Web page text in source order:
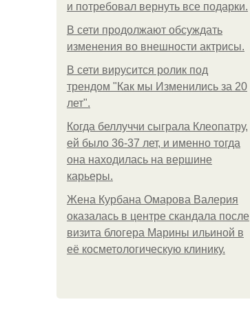
и потребовал вернуть все подарки.
В сети продолжают обсуждать
изменения во внешности актрисы.
В сети вирусится ролик под
трендом "Как мы Изменились за 20
лет".
Когда беллуччи сыграла Клеопатру,
ей было 36-37 лет, и именно тогда
она находилась на вершине
карьеры.
Жена Курбана Омарова Валерия
оказалась в центре скандала после
визита блогера Марины ильиной в
её косметологическую клинику.